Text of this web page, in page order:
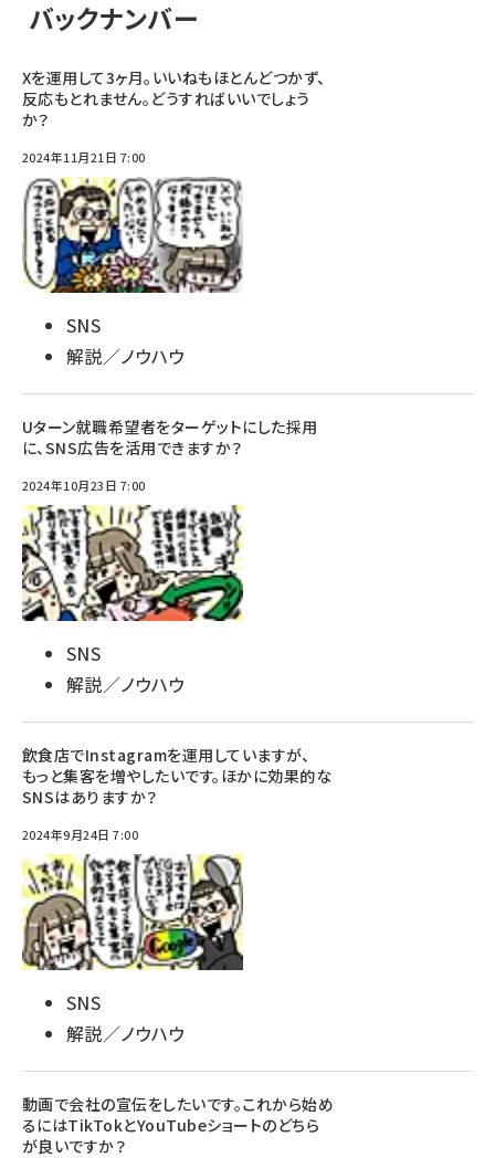
バックナンバー
Xを運用して3ヶ月。いいねもほとんどつかず、
反応もとれません。どうすればいいでしょう
か？
2024年11月21日 7:00
SNS
解説／ノウハウ
Uターン就職希望者をターゲットにした採用
に、SNS広告を活用できますか？
2024年10月23日 7:00
SNS
解説／ノウハウ
飲食店でInstagramを運用していますが、
もっと集客を増やしたいです。ほかに効果的な
SNSはありますか？
2024年9月24日 7:00
SNS
解説／ノウハウ
動画で会社の宣伝をしたいです。これから始め
るにはTikTokとYouTubeショートのどちら
が良いですか？